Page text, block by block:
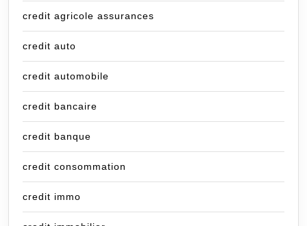
credit agricole assurances
credit auto
credit automobile
credit bancaire
credit banque
credit consommation
credit immo